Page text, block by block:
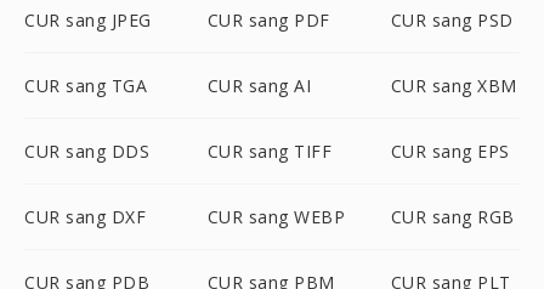
CUR sang JPEG CUR sang PDF CUR sang PSD
CUR sang TGA CUR sang AI CUR sang XBM
CUR sang DDS CUR sang TIFF CUR sang EPS
CUR sang DXF CUR sang WEBP CUR sang RGB
CUR sang PDB CUR sang PBM CUR sang PLT